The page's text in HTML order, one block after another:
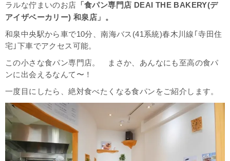
ラルな佇まいのお店 「食パン専門店 DEAI THE BAKERY(デ
アイザベーカリー) 和泉店」 。
和泉中央駅から車で10分、南海バス(41系統)春木川線｢寺田住
宅｣下車でアクセス可能。
この小さな食パン専門店。 まさか、あんなにも至高の食パ
ンに出会えるなんて〜！
一度目にしたら、絶対食べたくなる食パンをご紹介します。